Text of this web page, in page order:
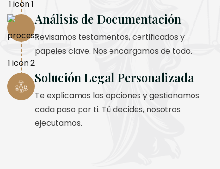
Análisis de Documentación
Revisamos testamentos, certificados y
papeles clave. Nos encargamos de todo.
Solución Legal Personalizada
Te explicamos las opciones y gestionamos
cada paso por ti. Tú decides, nosotros
ejecutamos.